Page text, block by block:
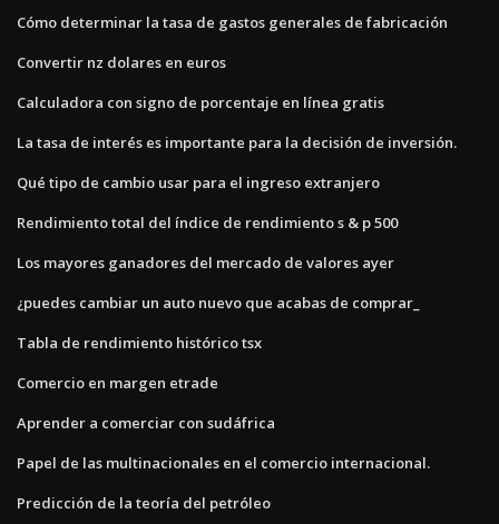
Cómo determinar la tasa de gastos generales de fabricación
Convertir nz dolares en euros
Calculadora con signo de porcentaje en línea gratis
La tasa de interés es importante para la decisión de inversión.
Qué tipo de cambio usar para el ingreso extranjero
Rendimiento total del índice de rendimiento s & p 500
Los mayores ganadores del mercado de valores ayer
¿puedes cambiar un auto nuevo que acabas de comprar_
Tabla de rendimiento histórico tsx
Comercio en margen etrade
Aprender a comerciar con sudáfrica
Papel de las multinacionales en el comercio internacional.
Predicción de la teoría del petróleo